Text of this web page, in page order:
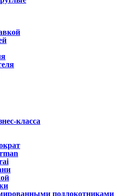
класса
подлокотниками